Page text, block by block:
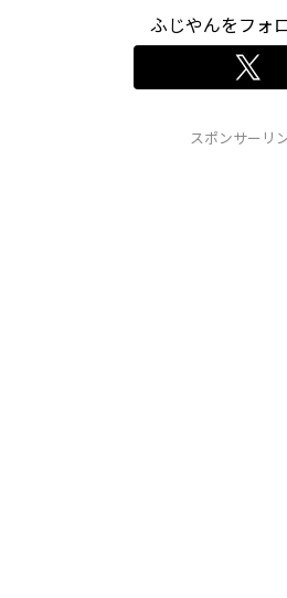
ふじやんをフォ
スポンサーリ